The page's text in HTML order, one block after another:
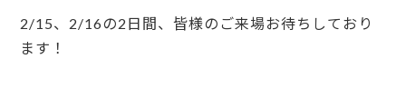
2/15、2/16の2日間、皆様のご来場お待ちしており
ます！